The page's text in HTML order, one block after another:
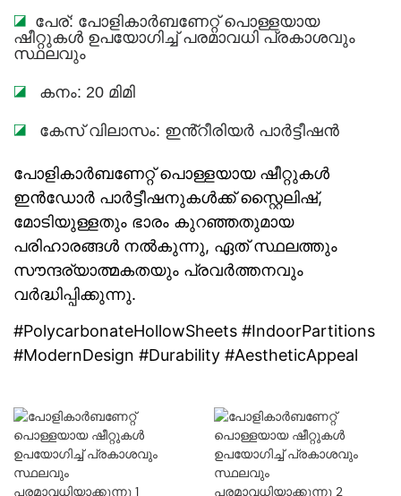
◪ പേര്: പോളികാർബണേറ്റ് പൊള്ളയായ
ഷീറ്റുകൾ ഉപയോഗിച്ച് പരമാവധി പ്രകാശവും
സ്ഥലവും
◪ കനം: 20 മിമി
◪ കേസ് വിലാസം: ഇൻ്റീരിയർ പാർട്ടീഷൻ
പോളികാർബണേറ്റ് പൊള്ളയായ ഷീറ്റുകൾ
ഇൻഡോർ പാർട്ടീഷനുകൾക്ക് സ്റ്റൈലിഷ്,
മോടിയുള്ളതും ഭാരം കുറഞ്ഞതുമായ
പരിഹാരങ്ങൾ നൽകുന്നു, ഏത് സ്ഥലത്തും
സൗന്ദര്യാത്മകതയും പ്രവർത്തനവും
വർദ്ധിപ്പിക്കുന്നു.
#PolycarbonateHollowSheets #IndoorPartitions
#ModernDesign #Durability #AestheticAppeal